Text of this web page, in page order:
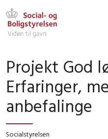
Projekt God
Erfaringer,
anbefalinge
Socialstyrelsen